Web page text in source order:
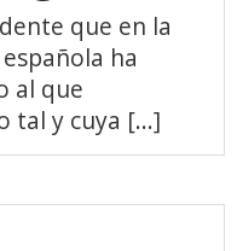
que en la
ha
al que
tal y cuya [...]